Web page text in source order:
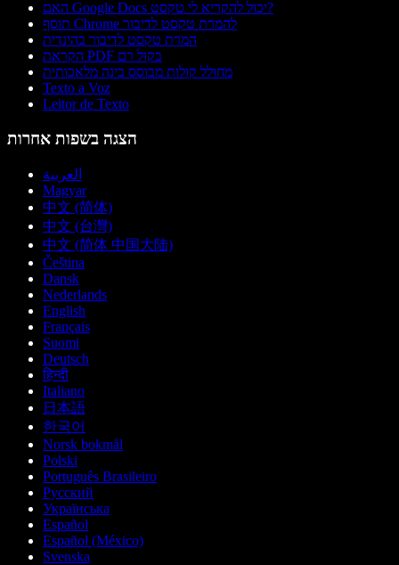
האם Google Docs יכול להקריא לי טקסט?
תוסף Chrome להמרת טקסט לדיבור
המרת טקסט לדיבור בהינדית
הקראת PDF בקול רם
מחולל קולות מבוסס בינה מלאכותית
Texto a Voz
Leitor de Texto
הצגה בשפות אחרות
العربية
Magyar
中文 (简体)
中文 (台灣)
中文 (简体 中国大陆)
Čeština
Dansk
Nederlands
English
Français
Suomi
Deutsch
हिन्दी
Italiano
日本語
한국어
Norsk bokmål
Polski
Português Brasileiro
Русский
Українська
Español
Español (México)
Svenska